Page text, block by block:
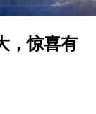
，惊喜有